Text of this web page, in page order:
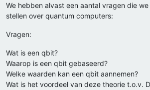
We hebben alvast een aantal vragen die
stellen over quantum computers:
Vragen:
Wat is een qbit?
Waarop is een qbit gebaseerd?
Welke waarden kan een qbit aannemen?
Wat is het voordeel van deze theorie t.o.v.